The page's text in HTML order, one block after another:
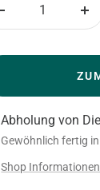
Abholung von
Gewöhnlich fertig
Shop